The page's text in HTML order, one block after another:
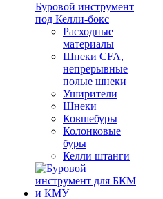
Буровой инструмент
под Келли-бокс
Расходные
материалы
Шнеки CFA,
непрерывные
полые шнеки
Уширители
Шнеки
Ковшебуры
Колонковые
буры
Келли штанги